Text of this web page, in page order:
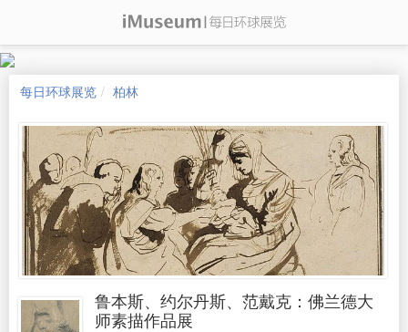
每日环球展览 柏林
鲁本斯、约尔丹斯、范戴克：佛兰德大
师素描作品展